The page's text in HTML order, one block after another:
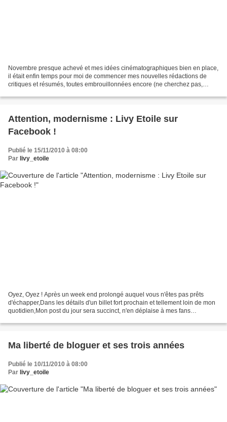
Novembre presque achevé et mes idées cinématographiques bien en place,
il était enfin temps pour moi de commencer mes nouvelles rédactions de
critiques et résumés, toutes embrouillonnées encore (ne cherchez pas,
Attention, modernisme : Livy Etoile sur
Facebook !
Publié le 15/11/2010 à 08:00
Par livy_etoile
Oyez, Oyez ! Après un week end prolongé auquel vous n'êtes pas prêts
d'échapper,Dans les détails d'un billet fort prochain et tellement loin de mon
quotidien,Mon post du jour sera succinct, n'en déplaise à mes fans
Ma liberté de bloguer et ses trois années
Publié le 10/11/2010 à 08:00
Par livy_etoile